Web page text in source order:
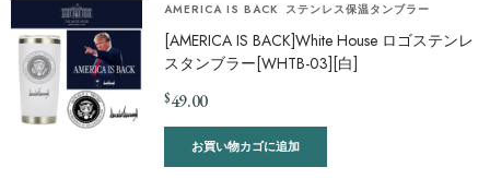
AMERICA IS BACK ステンレス保温タンブラー
[AMERICA IS BACK]White House ロゴステンレ
スタンブラー[WHTB-03][白]
$49.00
お買い物カゴに追加